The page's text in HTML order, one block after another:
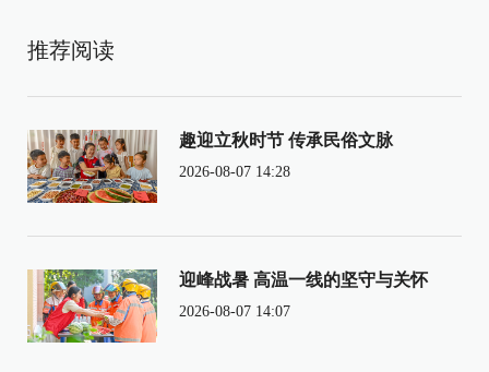
推荐阅读
趣迎立秋时节 传承民俗文脉
2026-08-07 14:28
迎峰战暑 高温一线的坚守与关怀
2026-08-07 14:07